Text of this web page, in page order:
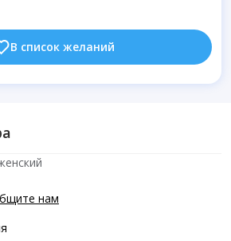
В список желаний
нам